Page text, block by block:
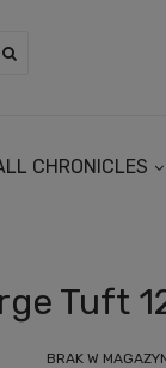
CHRONICLES
Tuft
BRAK W